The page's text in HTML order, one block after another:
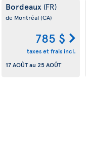
Bordeaux (FR)
de Montréal (CA)
785 $
taxes et frais incl.
17 AOÛTau 25 AOÛT